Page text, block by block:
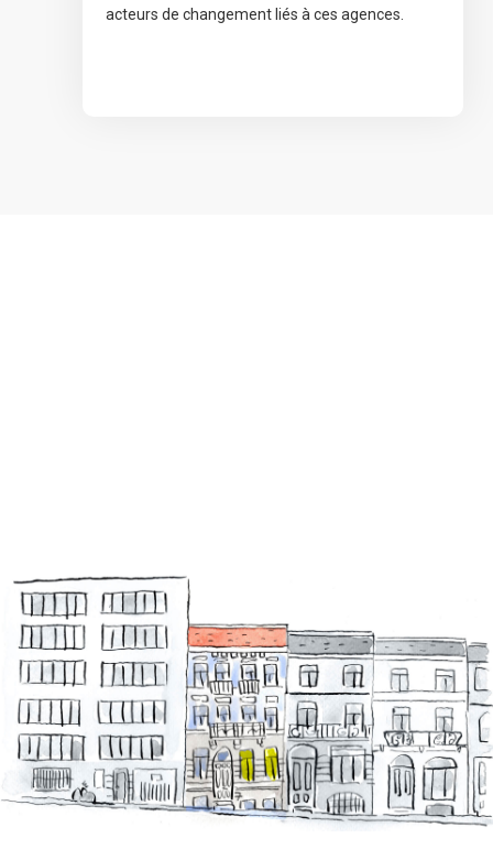
acteurs de changement liés à ces agences.